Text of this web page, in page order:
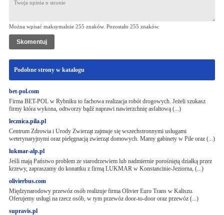
Można wpisać maksymalnie 255 znaków. Pozostało 255 znaków.
Podobne strony w katalogu
bet-pol.com
Firma BET-POL w Rybniku to fachowa realizacja robót drogowych. Jeżeli szukasz
firmy która wykona, odtworzy bądź naprawi nawierzchnię asfaltową (...)
lecznica.pila.pl
Centrum Zdrowia i Urody Zwierząt zajmuje się wszechstronnymi usługami
weterynaryjnymi oraz pielęgnacją zwierząt domowych. Mamy gabinety w Pile oraz (...)
lukmar-alp.pl
Jeśli mają Państwo problem ze starodrzewiem lub nadmiernie porośniętą działką przez
krzewy, zapraszamy do konattku z firmą LUKMAR w Konstancinie-Jeziorna, (...)
olivierbus.com
Międzynarodowy przewóz osób realizuje firma Olivier Euro Trans w Kaliszu.
Oferujemy usługi na rzecz osób, w tym przewóz door-to-door oraz przewóz (...)
supravis.pl